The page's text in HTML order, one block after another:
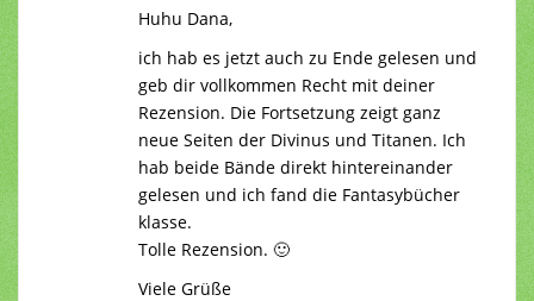
Huhu Dana,
ich hab es jetzt auch zu Ende gelesen und
geb dir vollkommen Recht mit deiner
Rezension. Die Fortsetzung zeigt ganz
neue Seiten der Divinus und Titanen. Ich
hab beide Bände direkt hintereinander
gelesen und ich fand die Fantasybücher
klasse.
Tolle Rezension. 🙂
Viele Grüße